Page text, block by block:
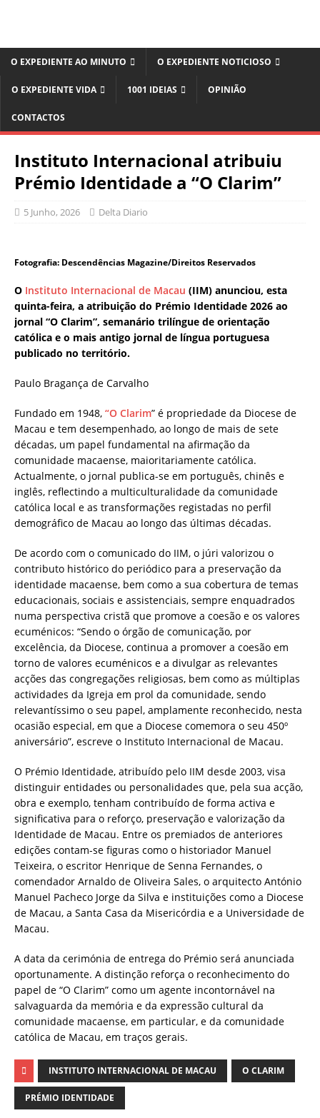
O EXPEDIENTE AO MINUTO O EXPEDIENTE NOTICIOSO
O EXPEDIENTE VIDA 1001 IDEIAS OPINIÃO
CONTACTOS
Instituto Internacional atribuiu
Prémio Identidade a “O Clarim”
5 Junho, 2026 Delta Diario
Fotografia: Descendências Magazine/Direitos Reservados
O Instituto Internacional de Macau (IIM) anunciou, esta
quinta-feira, a atribuição do Prémio Identidade 2026 ao
jornal “O Clarim”, semanário trilíngue de orientação
católica e o mais antigo jornal de língua portuguesa
publicado no território.
Paulo Bragança de Carvalho
Fundado em 1948, “O Clarim” é propriedade da Diocese de
Macau e tem desempenhado, ao longo de mais de sete
décadas, um papel fundamental na afirmação da
comunidade macaense, maioritariamente católica.
Actualmente, o jornal publica-se em português, chinês e
inglês, reflectindo a multiculturalidade da comunidade
católica local e as transformações registadas no perfil
demográfico de Macau ao longo das últimas décadas.
De acordo com o comunicado do IIM, o júri valorizou o
contributo histórico do periódico para a preservação da
identidade macaense, bem como a sua cobertura de temas
educacionais, sociais e assistenciais, sempre enquadrados
numa perspectiva cristã que promove a coesão e os valores
ecuménicos: “Sendo o órgão de comunicação, por
excelência, da Diocese, continua a promover a coesão em
torno de valores ecuménicos e a divulgar as relevantes
acções das congregações religiosas, bem como as múltiplas
actividades da Igreja em prol da comunidade, sendo
relevantíssimo o seu papel, amplamente reconhecido, nesta
ocasião especial, em que a Diocese comemora o seu 450º
aniversário”, escreve o Instituto Internacional de Macau.
O Prémio Identidade, atribuído pelo IIM desde 2003, visa
distinguir entidades ou personalidades que, pela sua acção,
obra e exemplo, tenham contribuído de forma activa e
significativa para o reforço, preservação e valorização da
Identidade de Macau. Entre os premiados de anteriores
edições contam-se figuras como o historiador Manuel
Teixeira, o escritor Henrique de Senna Fernandes, o
comendador Arnaldo de Oliveira Sales, o arquitecto António
Manuel Pacheco Jorge da Silva e instituições como a Diocese
de Macau, a Santa Casa da Misericórdia e a Universidade de
Macau.
A data da cerimónia de entrega do Prémio será anunciada
oportunamente. A distinção reforça o reconhecimento do
papel de “O Clarim” como um agente incontornável na
salvaguarda da memória e da expressão cultural da
comunidade macaense, em particular, e da comunidade
católica de Macau, em traços gerais.
INSTITUTO INTERNACIONAL DE MACAU O CLARIM
PRÉMIO IDENTIDADE